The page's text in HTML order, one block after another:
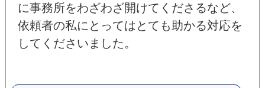
に事務所をわざわざ開けてくださるなど、
依頼者の私にとってはとても助かる対応を
してくださいました。